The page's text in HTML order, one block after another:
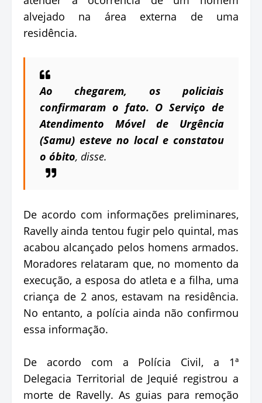
alvejado na área externa de uma
residência.
Ao chegarem, os policiais
confirmaram o fato. O Serviço de
Atendimento Móvel de Urgência
(Samu) esteve no local e constatou
o óbito, disse.
De acordo com informações preliminares,
Ravelly ainda tentou fugir pelo quintal, mas
acabou alcançado pelos homens armados.
Moradores relataram que, no momento da
execução, a esposa do atleta e a filha, uma
criança de 2 anos, estavam na residência.
No entanto, a polícia ainda não confirmou
essa informação.
De acordo com a Polícia Civil, a 1ª
Delegacia Territorial de Jequié registrou a
morte de Ravelly. As guias para remoção